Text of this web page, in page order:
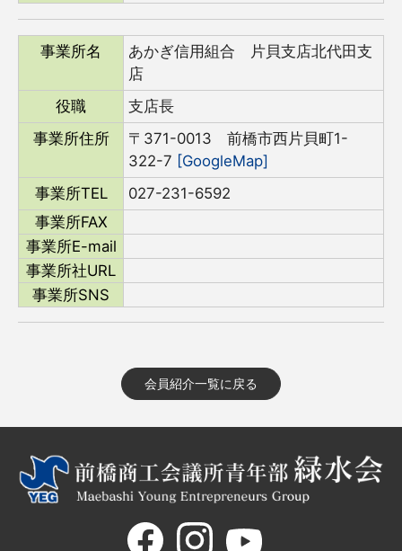
事業所名
あかぎ信用組合 片貝支店北代田支
店
役職
支店長
事業所住所
〒371-0013 前橋市西片貝町1-
322-7 [GoogleMap]
事業所TEL
027-231-6592
事業所FAX
事業所E-mail
事業所社URL
事業所SNS
会員紹介一覧に戻る